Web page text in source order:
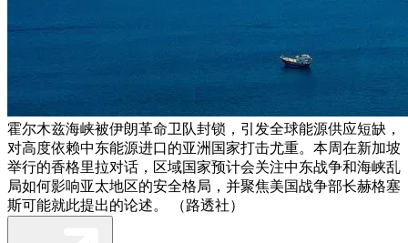
霍尔木兹海峡被伊朗革命卫队封锁，引发全球能源供应短缺，
对高度依赖中东能源进口的亚洲国家打击尤重。本周在新加坡
举行的香格里拉对话，区域国家预计会关注中东战争和海峡乱
局如何影响亚太地区的安全格局，并聚焦美国战争部长赫格塞
斯可能就此提出的论述。 （路透社）